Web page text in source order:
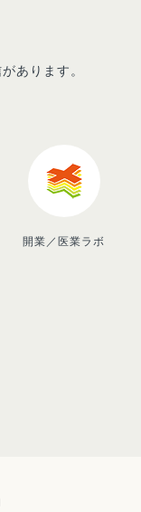
あります。
開業／医業ラボ